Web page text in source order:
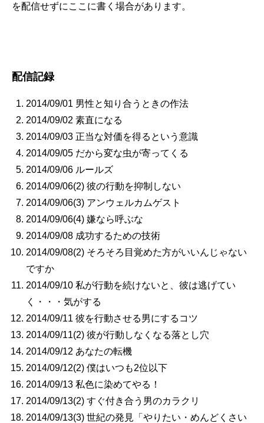
を配信せずにここに書く場合があります。
配信記録
2014/09/01 男性と知り合うときの作法
2014/09/02 素直になる
2014/09/03 正当な対価を得るという意識
2014/09/05 だから変な虫が寄ってくる
2014/09/06 ルールズ
2014/09/06(2) 彼の行動を抑制しない
2014/09/06(3) アンウェルカムゲスト
2014/09/06(4) 嫌なら呼ぶな
2014/09/08 成功するための技術
2014/09/08(2) そろそろ目覚めた方がいいんじゃない
ですか
2014/09/10 私が行動を続けないと、彼は逃げてい
く・・・気がする
2014/09/11 彼を行動させる男にするコツ
2014/09/11(2) 彼が行動しなくなる落とし穴
2014/09/12 あなたの転機
2014/09/12(2) 僕はいつも2位以下
2014/09/13 私色に染めてやる！
2014/09/13(2) すぐ付き合う男のカラクリ
2014/09/13(3) 世紀の発見「やりたい・めんどくさい